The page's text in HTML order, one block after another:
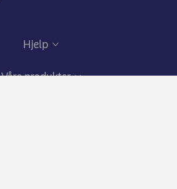
Hjelp
Våre produkter